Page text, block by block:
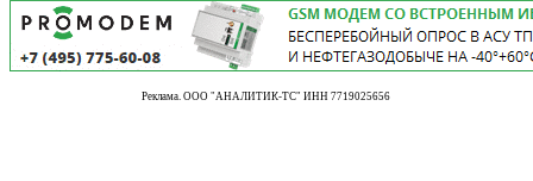
Реклама. ООО "АНАЛИТИК-ТС" ИНН 7719025656